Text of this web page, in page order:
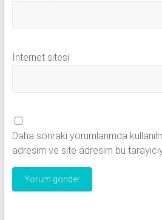
İnternet sitesi
Daha sonraki yorumlarımda
adresim ve site adresim bu